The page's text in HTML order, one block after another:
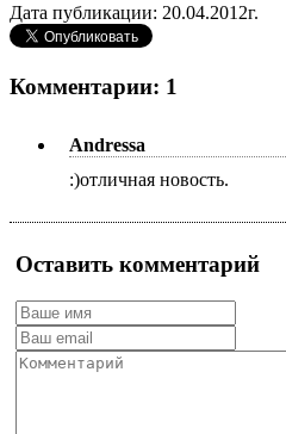
Дата публикации: 20.04.2012г.
Комментарии: 1
Andressa
:)отличная новость.
Оставить комментарий